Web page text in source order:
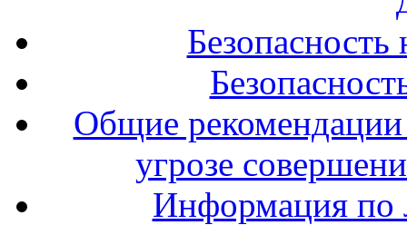
Безопасность
Общие
угрозе
Информация по